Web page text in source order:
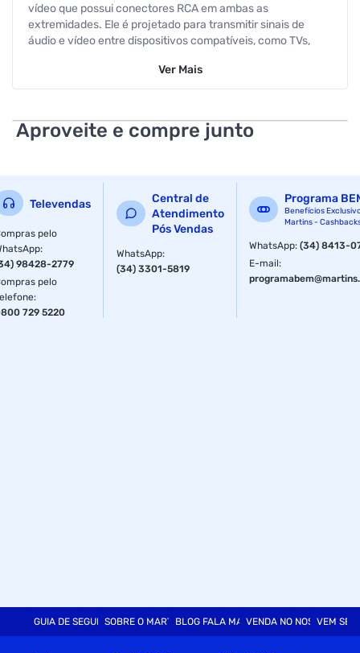
vídeo que possui conectores RCA em ambas as
extremidades. Ele é projetado para transmitir sinais de
áudio e vídeo entre dispositivos compatíveis, como TVs,
Indicação PC
Ver Mais
Aproveite e compre junto
Televendas
pelo
:
98428-2779
pelo
:
729 5220
Central de
Atendimento
Pós Vendas
WhatsApp:
(34) 3301-5819
Programa
Benefícios
Martins -
WhatsApp:(34) 8413-
E-mail:
GUIA DE SEGURANÇASOBRE O MARTINSBLOG FALA MARTVENDA NO NOSSO SITE
VEM SER